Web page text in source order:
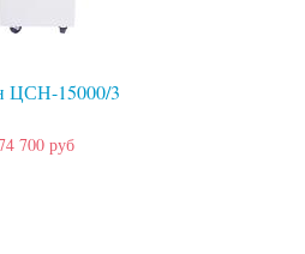
ЦСН-15000/3
700 руб